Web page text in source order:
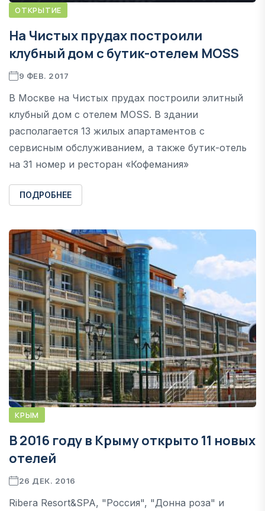
ОТКРЫТИЕ
На Чистых прудах построили
клубный дом с бутик-отелем MOSS
9 ФЕВ. 2017
В Москве на Чистых прудах построили элитный
клубный дом с отелем MOSS. В здании
располагается 13 жилых апартаментов с
сервисным обслуживанием, а также бутик-отель
на 31 номер и ресторан «Кофемания»
ПОДРОБНЕЕ
КРЫМ
В 2016 году в Крыму открыто 11 новых
отелей
26 ДЕК. 2016
Ribera Resort&SPA, "Россия", "Донна роза" и